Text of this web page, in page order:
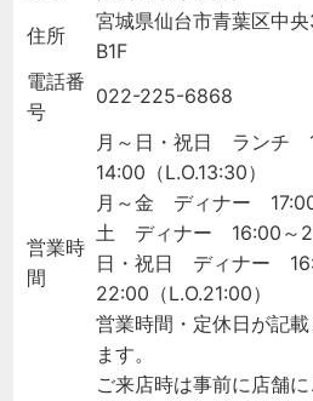
住所
宮城県仙台市青葉区中
B1F
電話番
号
022-225-6868
営業時
間
月～日・祝日 ランチ
14:00（L.O.13:30）
月～金 ディナー 17:00
土 ディナー 16:00～
日・祝日 ディナー
22:00（L.O.21:00）
営業時間・定休日が記
ます。
ご来店時は事前に店舗に